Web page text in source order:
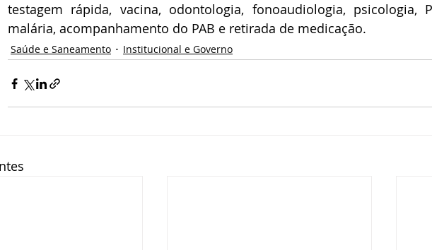
testagem rápida, vacina, odontologia, fonoaudiologia, psicologia,
malária, acompanhamento do PAB e retirada de medicação.
Saúde e Saneamento Institucional e Governo